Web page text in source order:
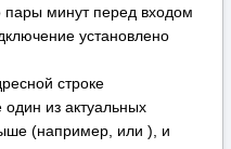
уникальный логин и
войти в существующий
учетные данные.
после регистрации на
аутентификацию
добавит